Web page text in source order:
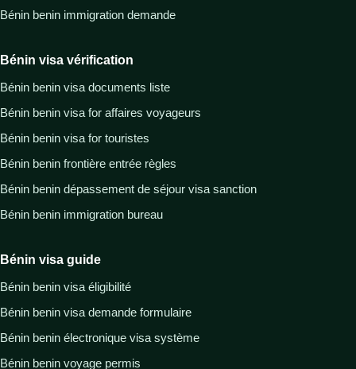
Bénin benin immigration demande
Bénin visa vérification
Bénin benin visa documents liste
Bénin benin visa for affaires voyageurs
Bénin benin visa for touristes
Bénin benin frontière entrée règles
Bénin benin dépassement de séjour visa sanction
Bénin benin immigration bureau
Bénin visa guide
Bénin benin visa éligibilité
Bénin benin visa demande formulaire
Bénin benin électronique visa système
Bénin benin voyage permis